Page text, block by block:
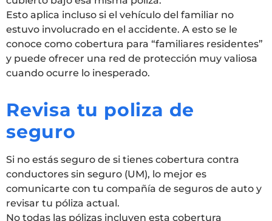
Esto aplica incluso si el vehículo del familiar no
estuvo involucrado en el accidente. A esto se le
conoce como cobertura para “familiares residentes”
y puede ofrecer una red de protección muy valiosa
cuando ocurre lo inesperado.
Revisa tu poliza de
seguro
Si no estás seguro de si tienes cobertura contra
conductores sin seguro (UM), lo mejor es
comunicarte con tu compañía de seguros de auto y
revisar tu póliza actual.
No todas las pólizas incluyen esta cobertura